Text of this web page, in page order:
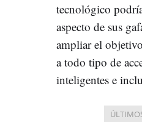
tecnológico
aspecto de sus
ampliar el
a todo tipo de
inteligentes e